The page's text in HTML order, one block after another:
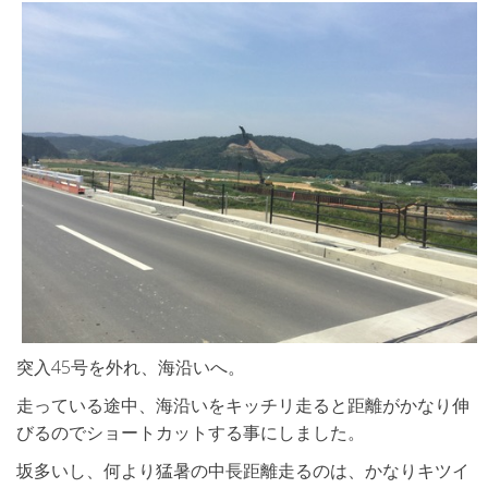
突入45号を外れ、海沿いへ。
走っている途中、海沿いをキッチリ走ると距離がかなり伸
びるのでショートカットする事にしました。
坂多いし、何より猛暑の中長距離走るのは、かなりキツイ